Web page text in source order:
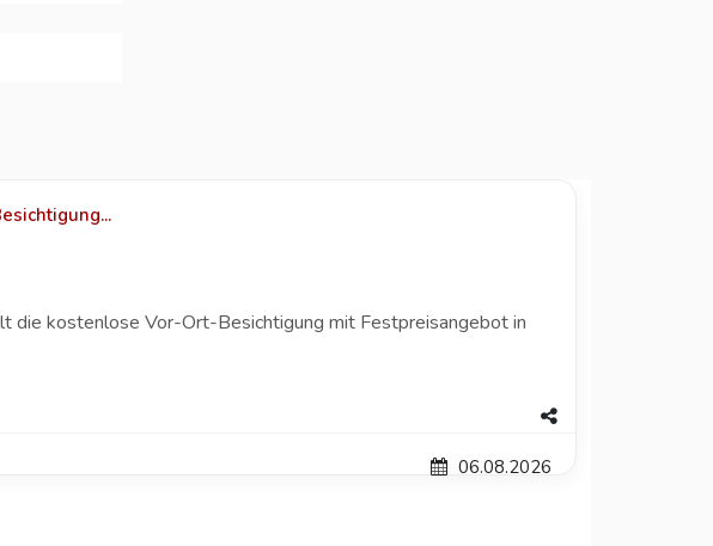
die kostenlose Vor-Ort-Besichtigung mit Festpreisangebot in
06.08.2026